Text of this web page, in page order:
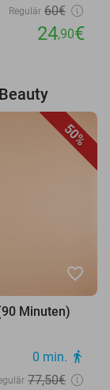
Regulär 60€
24,90€
50%
favorite_border
Minuten)
0 min. directions_walk
77,50€